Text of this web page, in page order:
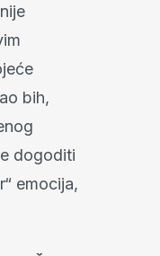
bih,
dogoditi
emocija,